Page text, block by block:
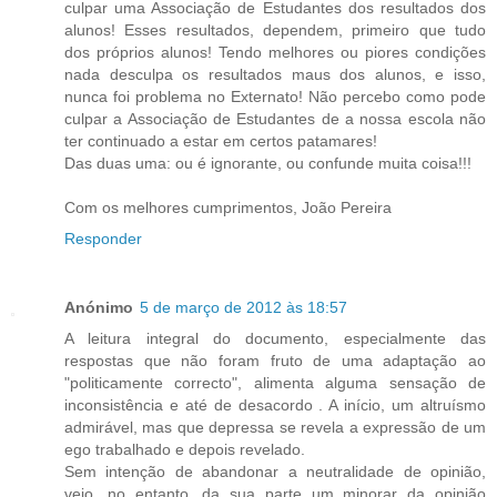
culpar uma Associação de Estudantes dos resultados dos
alunos! Esses resultados, dependem, primeiro que tudo
dos próprios alunos! Tendo melhores ou piores condições
nada desculpa os resultados maus dos alunos, e isso,
nunca foi problema no Externato! Não percebo como pode
culpar a Associação de Estudantes de a nossa escola não
ter continuado a estar em certos patamares!
Das duas uma: ou é ignorante, ou confunde muita coisa!!!
Com os melhores cumprimentos, João Pereira
Responder
Anónimo 5 de março de 2012 às 18:57
A leitura integral do documento, especialmente das
respostas que não foram fruto de uma adaptação ao
"politicamente correcto", alimenta alguma sensação de
inconsistência e até de desacordo . A início, um altruísmo
admirável, mas que depressa se revela a expressão de um
ego trabalhado e depois revelado.
Sem intenção de abandonar a neutralidade de opinião,
vejo, no entanto, da sua parte um minorar da opinião